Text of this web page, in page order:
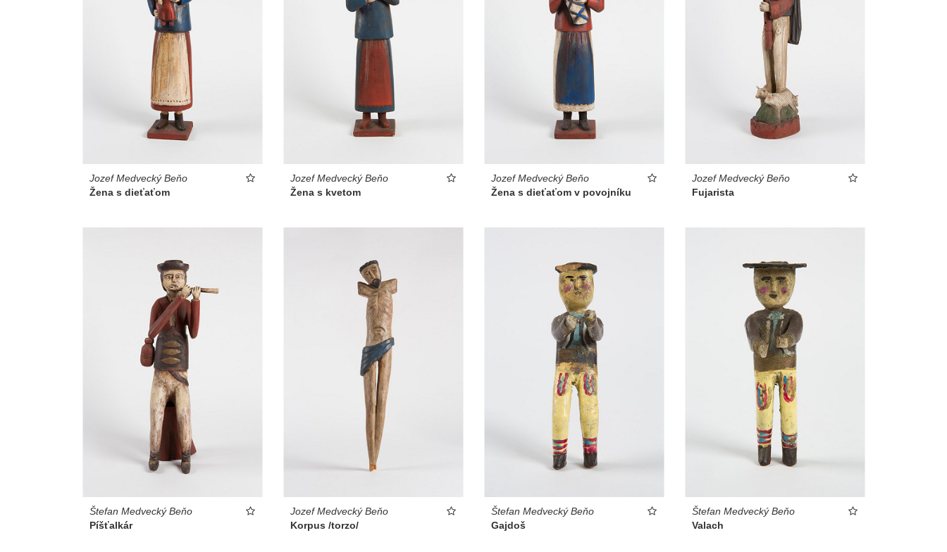
Jozef Medvecký Beňo
Žena s dieťaťom
Jozef Medvecký Beňo
Žena s kvetom
Jozef Medvecký Beňo
Žena s dieťaťom v povojníku
Jozef Medvecký Beňo
Fujarista
Štefan Medvecký Beňo
Píšťalkár
Jozef Medvecký Beňo
Korpus /torzo/
Štefan Medvecký Beňo
Gajdoš
Štefan Medvecký Beňo
Valach